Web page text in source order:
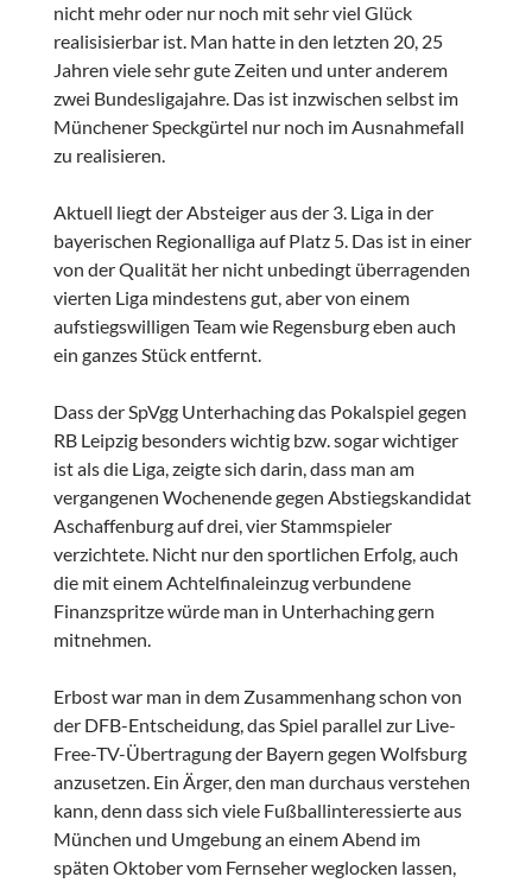
nicht mehr oder nur noch mit sehr viel Glück
realisisierbar ist. Man hatte in den letzten 20, 25
Jahren viele sehr gute Zeiten und unter anderem
zwei Bundesligajahre. Das ist inzwischen selbst im
Münchener Speckgürtel nur noch im Ausnahmefall
zu realisieren.
Aktuell liegt der Absteiger aus der 3. Liga in der
bayerischen Regionalliga auf Platz 5. Das ist in einer
von der Qualität her nicht unbedingt überragenden
vierten Liga mindestens gut, aber von einem
aufstiegswilligen Team wie Regensburg eben auch
ein ganzes Stück entfernt.
Dass der SpVgg Unterhaching das Pokalspiel gegen
RB Leipzig besonders wichtig bzw. sogar wichtiger
ist als die Liga, zeigte sich darin, dass man am
vergangenen Wochenende gegen Abstiegskandidat
Aschaffenburg auf drei, vier Stammspieler
verzichtete. Nicht nur den sportlichen Erfolg, auch
die mit einem Achtelfinaleinzug verbundene
Finanzspritze würde man in Unterhaching gern
mitnehmen.
Erbost war man in dem Zusammenhang schon von
der DFB-Entscheidung, das Spiel parallel zur Live-
Free-TV-Übertragung der Bayern gegen Wolfsburg
anzusetzen. Ein Ärger, den man durchaus verstehen
kann, denn dass sich viele Fußballinteressierte aus
München und Umgebung an einem Abend im
späten Oktober vom Fernseher weglocken lassen,